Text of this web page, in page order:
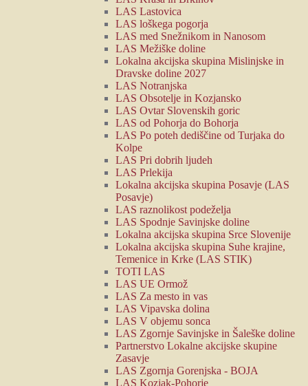
LAS Lastovica
LAS loškega pogorja
LAS med Snežnikom in Nanosom
LAS Mežiške doline
Lokalna akcijska skupina Mislinjske in
Dravske doline 2027
LAS Notranjska
LAS Obsotelje in Kozjansko
LAS Ovtar Slovenskih goric
LAS od Pohorja do Bohorja
LAS Po poteh dediščine od Turjaka do
Kolpe
LAS Pri dobrih ljudeh
LAS Prlekija
Lokalna akcijska skupina Posavje (LAS
Posavje)
LAS raznolikost podeželja
LAS Spodnje Savinjske doline
Lokalna akcijska skupina Srce Slovenije
Lokalna akcijska skupina Suhe krajine,
Temenice in Krke (LAS STIK)
TOTI LAS
LAS UE Ormož
LAS Za mesto in vas
LAS Vipavska dolina
LAS V objemu sonca
LAS Zgornje Savinjske in Šaleške doline
Partnerstvo Lokalne akcijske skupine
Zasavje
LAS Zgornja Gorenjska - BOJA
LAS Kozjak-Pohorje